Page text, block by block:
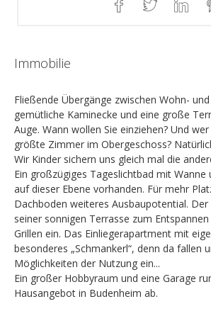
Immobilie
Fließende Übergänge zwischen Wohn-
gemütliche Kaminecke und eine große
Auge. Wann wollen Sie einziehen? Und
größte Zimmer im Obergeschoss?
Wir Kinder sichern uns gleich mal die
Ein großzügiges Tageslichtbad mit Wanne
auf dieser Ebene vorhanden. Für mehr
Dachboden weiteres Ausbaupotential.
seiner sonnigen Terrasse zum
Grillen ein. Das Einliegerapartment mit
besonderes „Schmankerl“, denn da fallen
Möglichkeiten der Nutzung ein...
Ein großer Hobbyraum und eine Garage
Hausangebot in Budenheim ab.